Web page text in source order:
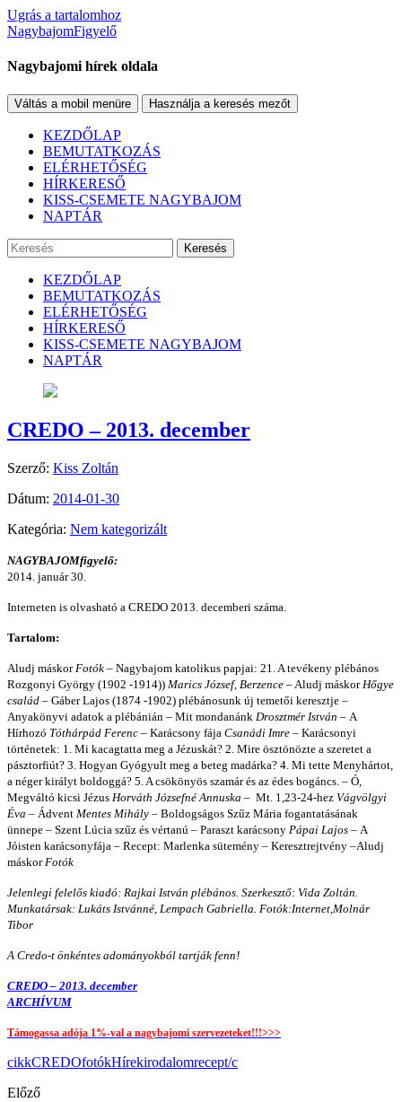
Ugrás a tartalomhoz
NagybajomFigyelő
Nagybajomi hírek oldala
Váltás a mobil menüre Használja a keresés mezőt
KEZDŐLAP
BEMUTATKOZÁS
ELÉRHETŐSÉG
HÍRKERESŐ
KISS-CSEMETE NAGYBAJOM
NAPTÁR
Keresés
KEZDŐLAP
BEMUTATKOZÁS
ELÉRHETŐSÉG
HÍRKERESŐ
KISS-CSEMETE NAGYBAJOM
NAPTÁR
CREDO – 2013. december
Szerző: Kiss Zoltán
Dátum: 2014-01-30
Kategória: Nem kategorizált
NAGYBAJOMfigyelő:
2014. január 30.
Interneten is olvasható a CREDO 2013. decemberi száma.
Tartalom:
Aludj máskorFotók – Nagybajom katolikus papjai: 21. A tevékeny plébános
Rozgonyi György (1902 -1914)) Marics József, Berzence –Aludj máskorHőgye
család – Gáber Lajos (1874 -1902) plébánosunk új temetői keresztje –
Anyakönyvi adatok a plébánián – Mit mondanánk Drosztmér István – A
Hírhozó Tóthárpád Ferenc – Karácsony fája Csanádi Imre – Karácsonyi
történetek: 1. Mi kacagtatta meg a Jézuskát? 2. Mire ösztönözte a szeretet a
pásztorfiút? 3. Hogyan Gyógyult meg a beteg madárka? 4. Mi tette Menyhártot,
a néger királyt boldoggá? 5. A csökönyös szamár és az édes bogáncs. – Ó,
Megváltó kicsi Jézus Horváth Józsefné Annuska – Mt. 1,23-24-hez Vágvölgyi
Éva – Ádvent Mentes Mihály – Boldogságos Szűz Mária fogantatásának
ünnepe – Szent Lúcia szűz és vértanú – Paraszt karácsony Pápai Lajos – A
Jóisten karácsonyfája – Recept: Marlenka sütemény – Keresztrejtvény –Aludj
máskorFotók
Jelenlegi felelős kiadó: Rajkai István plébános. Szerkesztő: Vida Zoltán.
Munkatársak: Lukáts Istvánné, Lempach Gabriella. Fotók:Internet,Molnár
Tibor
A Credo-t önkéntes adományokból tartják fenn!
CREDO – 2013. december
ARCHÍVUM
Támogassa adója 1%-val a nagybajomi szervezeteket!!!>>>
cikkCREDOfotókHírekirodalomrecept/c
Előző